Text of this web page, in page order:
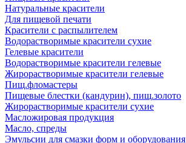
Натуральные красители
Для пищевой печати
Красители с распылителем
Водорастворимые красители сухие
Гелевые красители
Водорастворимые красители гелевые
Жирорастворимые красители гелевые
Пищ.фломастеры
Пищевые блестки (кандурин), пищ.золото
Жирорастворимые красители сухие
Масложировая продукция
Масло, спреды
Эмульсии для смазки форм и оборудования